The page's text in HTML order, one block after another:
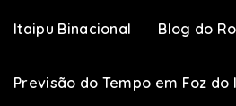
Itaipu Binacional Blog do
Previsão do Tempo em Foz do